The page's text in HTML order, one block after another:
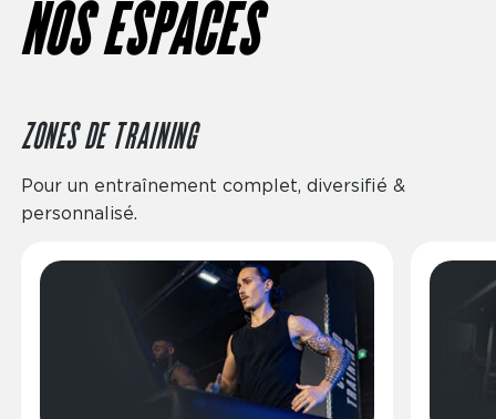
NOS ESPACES
ZONES DE TRAINING
Pour un entraînement complet, diversifié &
personnalisé.
Image Image